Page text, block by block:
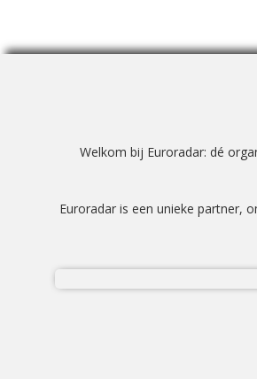
Welkom bij Euroradar: dé
Euroradar is een unieke partner,